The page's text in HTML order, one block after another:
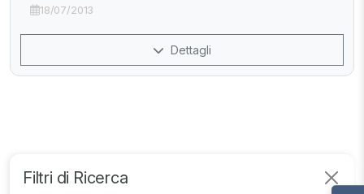
Filtri di Ricerca
18/07/2013
Dettagli